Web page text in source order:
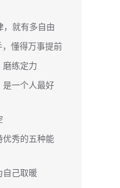
就有多自由
懂得万事提前
练定力
一个人最好
秀的五种能
自己取暖